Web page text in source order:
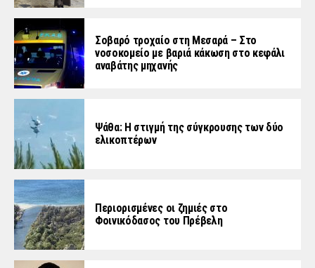
Σοβαρό τροχαίο στη Μεσαρά – Στο
νοσοκομείο με βαριά κάκωση στο κεφάλι
αναβάτης μηχανής
Ψάθα: Η στιγμή της σύγκρουσης των δύο
ελικοπτέρων
Περιορισμένες οι ζημιές στο
Φοινικόδασος του Πρέβελη